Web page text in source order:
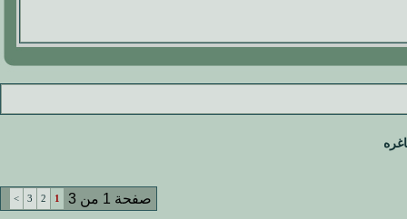
صفحة 1 من 3 1
2
3
>